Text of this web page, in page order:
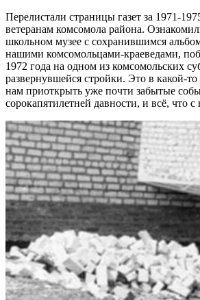
Перелистали страницы газет за 1971-
ветеранам комсомола района.
школьном музее с сохранившимся
нашими комсомольцами-краеведами,
1972 года на одном из комсомольских
развернувшейся стройки. Это в какой-
нам приоткрыть уже почти забытые
сорокапятилетней давности, и всё, что